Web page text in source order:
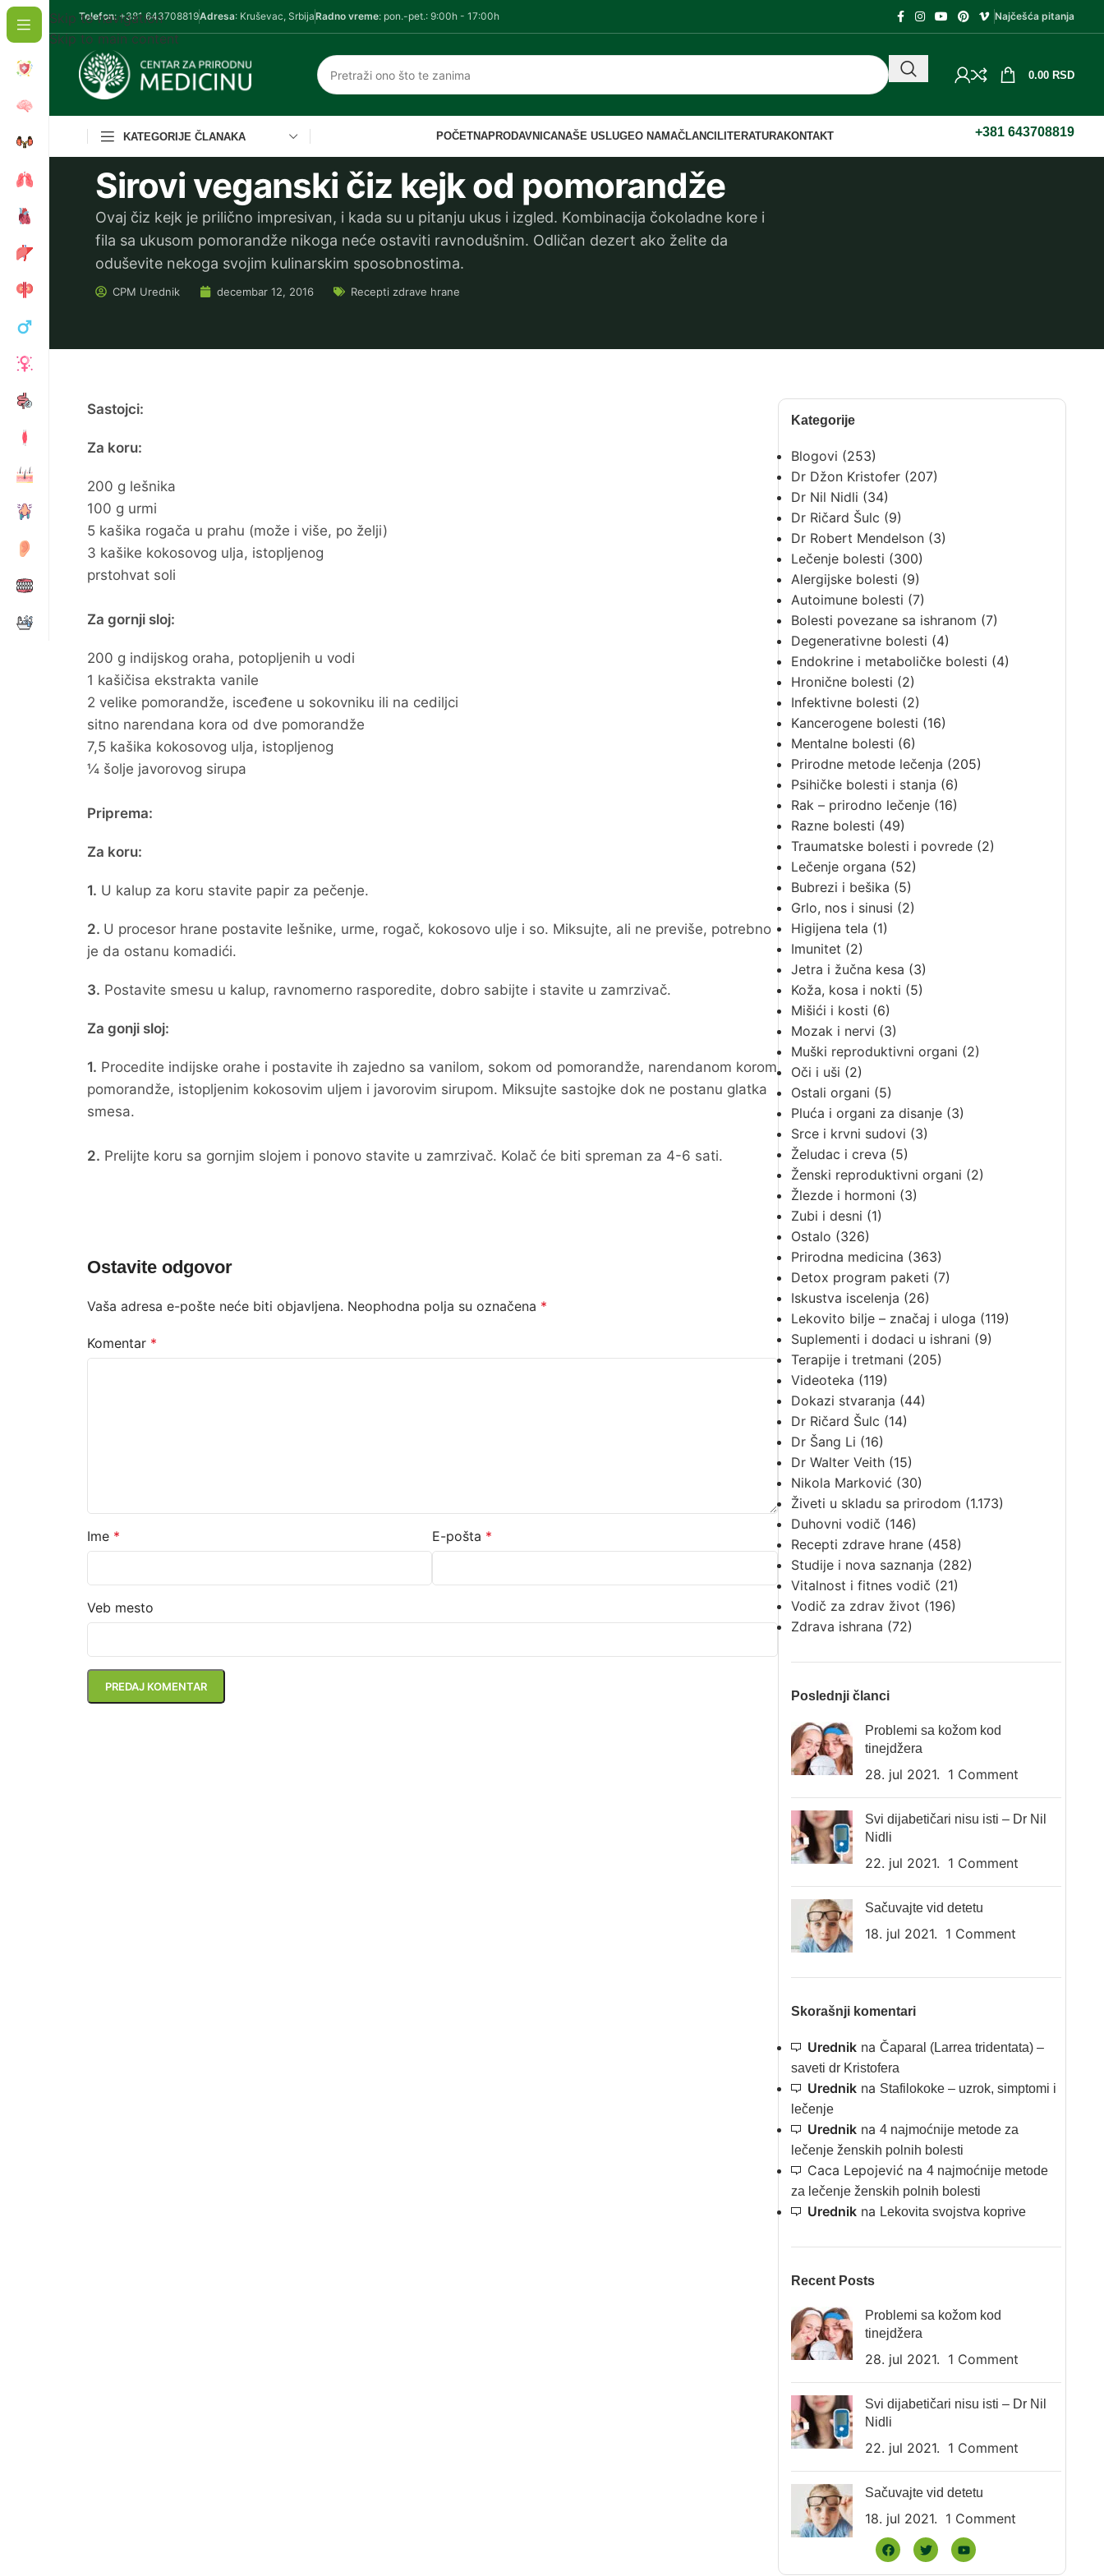
Skip to navigation
Skip to main content
Telefon: +381 643708819Adresa: Kruševac, SrbijaRadno vreme: pon.-pet.: 9:00h - 17:00h Najčešća pitanja
0.00 RSD
KATEGORIJE ČLANAKA POČETNAPRODAVNICANAŠE USLUGEO NAMAČLANCI LITERATURAKONTAKT +381 643708819
Sirovi veganski čiz kejk od pomorandže
Ovaj čiz kejk je prilično impresivan, i kada su u pitanju ukus i izgled. Kombinacija čokoladne kore i
fila sa ukusom pomorandže nikoga neće ostaviti ravnodušnim. Odličan dezert ako želite da
oduševite nekoga svojim kulinarskim sposobnostima.
CPM Urednik decembar 12, 2016 Recepti zdrave hrane
Kategorije
Blogovi (253)
Dr Džon Kristofer(207)
Dr Nil Nidli (34)
Dr Ričard Šulc (9)
Dr Robert Mendelson(3)
Lečenje bolesti (300)
Alergijske bolesti (9)
Autoimune bolesti (7)
Bolesti povezane sa ishranom (7)
Degenerativne bolesti (4)
Endokrine i metaboličke bolesti (4)
Hronične bolesti (2)
Infektivne bolesti (2)
Kancerogene bolesti (16)
Mentalne bolesti (6)
Prirodne metode lečenja (205)
Psihičke bolesti i stanja (6)
Rak – prirodno lečenje(16)
Razne bolesti (49)
Traumatske bolesti i povrede(2)
Lečenje organa (52)
Bubrezi i bešika (5)
Grlo, nos i sinusi (2)
Higijena tela (1)
Imunitet (2)
Jetra i žučna kesa (3)
Koža, kosa i nokti (5)
Mišići i kosti (6)
Mozak i nervi (3)
Muški reproduktivni organi (2)
Oči i uši (2)
Ostali organi (5)
Pluća i organi za disanje(3)
Srce i krvni sudovi (3)
Želudac i creva (5)
Ženski reproduktivni organi (2)
Žlezde i hormoni (3)
Zubi i desni (1)
Ostalo (326)
Prirodna medicina (363)
Detox program paketi (7)
Iskustva iscelenja (26)
Lekovito bilje – značaj i uloga (119)
Suplementi i dodaci u ishrani (9)
Terapije i tretmani (205)
Videoteka (119)
Dokazi stvaranja (44)
Dr Ričard Šulc (14)
Dr Šang Li (16)
Dr Walter Veith(15)
Nikola Marković (30)
Živeti u skladu sa prirodom (1.173)
Duhovni vodič (146)
Recepti zdrave hrane(458)
Studije i nova saznanja (282)
Vitalnost i fitnes vodič (21)
Vodič za zdrav život (196)
Zdrava ishrana (72)
Poslednji članci
Problemi sa kožom kod
tinejdžera
28. jul 2021. 1 Comment
Svi dijabetičari nisu isti – Dr Nil
Nidli
22. jul 2021. 1 Comment
Sačuvajte vid detetu
18. jul 2021. 1 Comment
Skorašnji komentari
Urednikna Čaparal (Larrea tridentata) –
saveti dr Kristofera
Urednikna Stafilokoke – uzrok, simptomi i
lečenje
Urednikna 4 najmoćnije metode za
lečenje ženskih polnih bolesti
Caca Lepojević na 4 najmoćnije metode
za lečenje ženskih polnih bolesti
Urednikna Lekovita svojstva koprive
Recent Posts
Problemi sa kožom kod
tinejdžera
28. jul 2021. 1 Comment
Svi dijabetičari nisu isti – Dr Nil
Nidli
22. jul 2021. 1 Comment
Sačuvajte vid detetu
18. jul 2021. 1 Comment
Sastojci:
Za koru:
200 g lešnika
100 g urmi
5 kašika rogača u prahu (može i više, po želji)
3 kašike kokosovog ulja, istopljenog
prstohvat soli
Za gornji sloj:
200 g indijskog oraha, potopljenih u vodi
1 kašičisa ekstrakta vanile
2 velike pomorandže, isceđene u sokovniku ili na cediljci
sitno narendana kora od dve pomorandže
7,5 kašika kokosovog ulja, istopljenog
¼ šolje javorovog sirupa
Priprema:
Za koru:
1. U kalup za koru stavite papir za pečenje.
2. U procesor hrane postavite lešnike, urme, rogač, kokosovo ulje i so. Miksujte, ali ne previše, potrebno
je da ostanu komadići.
3. Postavite smesu u kalup, ravnomerno rasporedite, dobro sabijte i stavite u zamrzivač.
Za gonji sloj:
1. Procedite indijske orahe i postavite ih zajedno sa vanilom, sokom od pomorandže, narendanom korom
pomorandže, istopljenim kokosovim uljem i javorovim sirupom. Miksujte sastojke dok ne postanu glatka
smesa.
2. Prelijte koru sa gornjim slojem i ponovo stavite u zamrzivač. Kolač će biti spreman za 4-6 sati.
Ostavite odgovor
Vaša adresa e-pošte neće biti objavljena. Neophodna polja su označena *
Komentar *
Ime * E-pošta *
Veb mesto